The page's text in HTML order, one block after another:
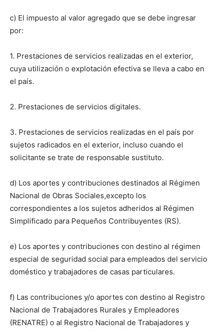
c) El impuesto al valor agregado que se debe ingresar
por:
1. Prestaciones de servicios realizadas en el exterior,
cuya utilización o explotación efectiva se lleva a cabo en
el país.
2. Prestaciones de servicios digitales.
3. Prestaciones de servicios realizadas en el país por
sujetos radicados en el exterior, incluso cuando el
solicitante se trate de responsable sustituto.
d) Los aportes y contribuciones destinados al Régimen
Nacional de Obras Sociales,excepto los
correspondientes a los sujetos adheridos al Régimen
Simplificado para Pequeños Contribuyentes (RS).
e) Los aportes y contribuciones con destino al régimen
especial de seguridad social para empleados del servicio
doméstico y trabajadores de casas particulares.
f) Las contribuciones y/o aportes con destino al Registro
Nacional de Trabajadores Rurales y Empleadores
(RENATRE) o al Registro Nacional de Trabajadores y